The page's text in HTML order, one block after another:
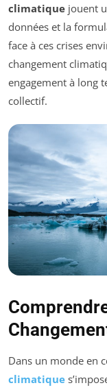
climatique jouent
données et la
face à ces crises
changement
engagement à long
collectif.
Dans un monde en
climatique